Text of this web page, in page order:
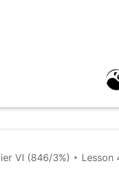
VI (846/3%) ‣ Lesson